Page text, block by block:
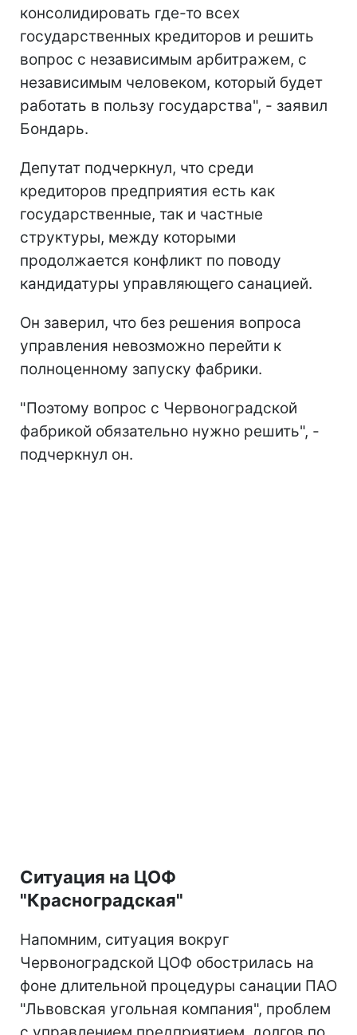
консолидировать где-то всех
государственных кредиторов и решить
вопрос с независимым арбитражем, с
независимым человеком, который будет
работать в пользу государства", - заявил
Бондарь.
Депутат подчеркнул, что среди
кредиторов предприятия есть как
государственные, так и частные
структуры, между которыми
продолжается конфликт по поводу
кандидатуры управляющего санацией.
Он заверил, что без решения вопроса
управления невозможно перейти к
полноценному запуску фабрики.
"Поэтому вопрос с Червоноградской
фабрикой обязательно нужно решить", -
подчеркнул он.
Ситуация на ЦОФ
"Красноградская"
Напомним, ситуация вокруг
Червоноградской ЦОФ обострилась на
фоне длительной процедуры санации ПАО
"Львовская угольная компания", проблем